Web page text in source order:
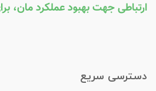
ارتباطی جهت بهبود عملکرد مان،
دسترسی سریع